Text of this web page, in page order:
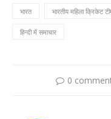
भारत भारतीय महिला क्रिकेट
हिन्दी में समाचार
0